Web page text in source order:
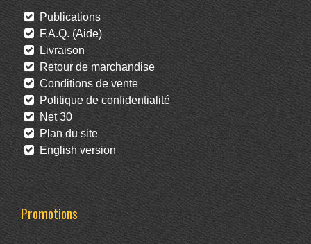
Publications
F.A.Q. (Aide)
Livraison
Retour de marchandise
Conditions de vente
Politique de confidentialité
Net 30
Plan du site
English version
Promotions